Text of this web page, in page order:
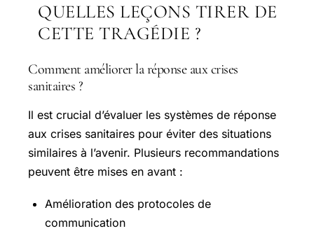
QUELLES LEÇONS TIRER DE
CETTE TRAGÉDIE ?
Comment améliorer la réponse aux crises
sanitaires ?
Il est crucial d’évaluer les systèmes de réponse
aux crises sanitaires pour éviter des situations
similaires à l’avenir. Plusieurs recommandations
peuvent être mises en avant :
Amélioration des protocoles de
communication